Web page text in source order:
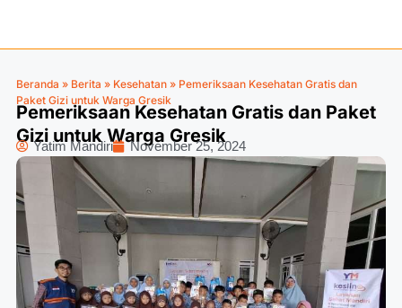
Beranda » Berita » Kesehatan » Pemeriksaan Kesehatan Gratis dan
Paket Gizi untuk Warga Gresik
Pemeriksaan Kesehatan Gratis dan Paket
Gizi untuk Warga Gresik
Yatim Mandiri November 25, 2024